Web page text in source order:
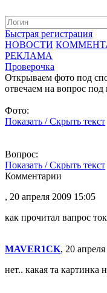
Быстрая регистрация
НОВОСТИ
РЕКЛАМА
Проверочка
Открываем фото под
отвечаем на вопрос
Фото:
Показать / Скрыть текст
Вопрос:
Показать / Скрыть текст
Комментарии
, 20 апреля 2009 15:05
как прочитал вапрос
MAVER1CK, 20
нет.. какая та картинка